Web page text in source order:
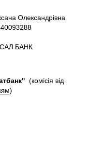
Олександрівна
БАНК
(комісія від
)